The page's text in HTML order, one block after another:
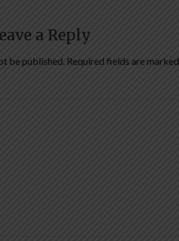
a Reply
be published. Required fields are marked